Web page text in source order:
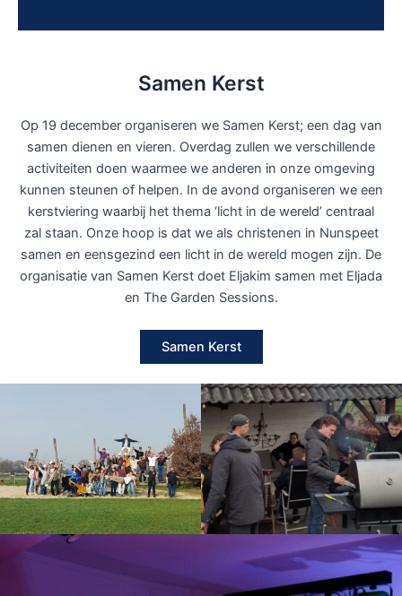
Samen Kerst
Op 19 december organiseren we Samen Kerst; een dag van
samen dienen en vieren. Overdag zullen we verschillende
activiteiten doen waarmee we anderen in onze omgeving
kunnen steunen of helpen. In de avond organiseren we een
kerstviering waarbij het thema ‘licht in de wereld’ centraal
zal staan. Onze hoop is dat we als christenen in Nunspeet
samen en eensgezind een licht in de wereld mogen zijn. De
organisatie van Samen Kerst doet Eljakim samen met Eljada
en The Garden Sessions.
Samen Kerst